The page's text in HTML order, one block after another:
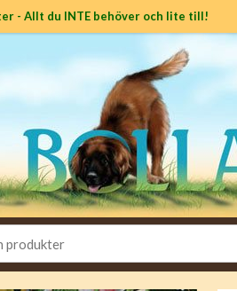
- Allt du INTE behöver och lite till!